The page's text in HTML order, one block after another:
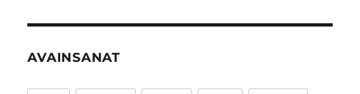
AVAINSANAT